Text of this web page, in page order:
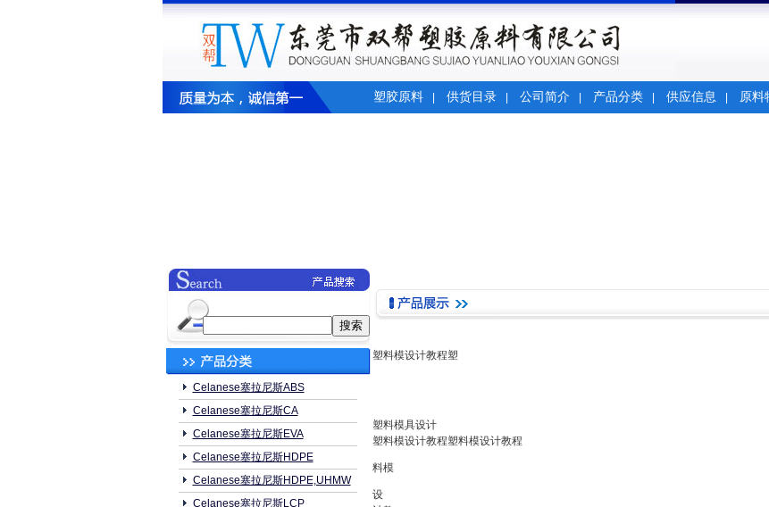
塑胶原料 供货目录 公司简介 产品分类 供应信息 原料
Celanese塞拉尼斯ABS
Celanese塞拉尼斯CA
Celanese塞拉尼斯EVA
Celanese塞拉尼斯HDPE
Celanese塞拉尼斯HDPE,UHMW
Celanese塞拉尼斯LCP
塑料模设计教程塑
塑料模具设计
塑料模设计教程塑料模设计教程
料模
设